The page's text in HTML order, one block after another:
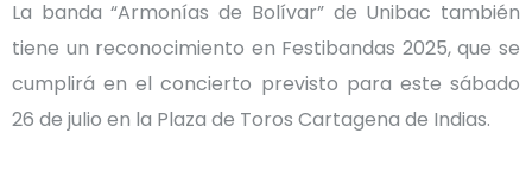
La banda “Armonías de Bolívar” de Unibac también
tiene un reconocimiento en Festibandas 2025, que se
cumplirá en el concierto previsto para este sábado
26 de julio en la Plaza de Toros Cartagena de Indias.